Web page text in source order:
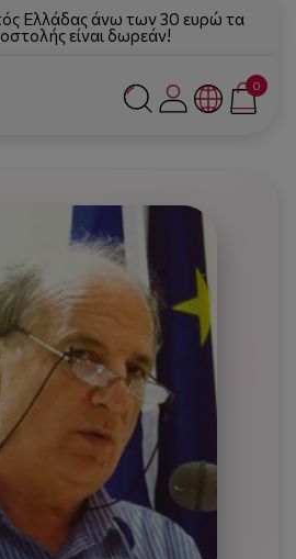
Ελλάδας άνω των 30 ευρώ τα
είναι δωρεάν!
0